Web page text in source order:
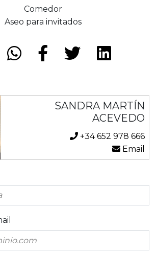
Comedor
Aseo para invitados
SANDRA MARTÍN
ACEVEDO
+34 652 978 666
Email